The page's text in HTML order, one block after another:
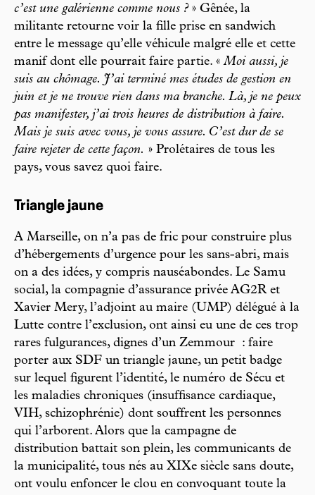
c’est une galérienne comme nous ?» Gênée, la
militante retourne voir la fille prise en sandwich
entre le message qu’elle véhicule malgré elle et cette
manif dont elle pourrait faire partie. «Moi aussi, je
suis au chômage. J’ai terminé mes études de gestion en
juin et je ne trouve rien dans ma branche. Là, je ne peux
pas manifester, j’ai trois heures de distribution à faire.
Mais je suis avec vous, je vous assure. C’est dur de se
faire rejeter de cette façon. » Prolétaires de tous les
pays, vous savez quoi faire.
Triangle jaune
A Marseille, on n’a pas de fric pour construire plus
d’hébergements d’urgence pour les sans-abri, mais
on a des idées, y compris nauséabondes. Le Samu
social, la compagnie d’assurance privée AG2R et
Xavier Mery, l’adjoint au maire (UMP) délégué à la
Lutte contre l’exclusion, ont ainsi eu une de ces trop
rares fulgurances, dignes d’un Zemmour : faire
porter aux SDF un triangle jaune, un petit badge
sur lequel figurent l’identité, le numéro de Sécu et
les maladies chroniques (insuffisance cardiaque,
VIH, schizophrénie) dont souffrent les personnes
qui l’arborent. Alors que la campagne de
distribution battait son plein, les communicants de
la municipalité, tous nés au XIXe siècle sans doute,
ont voulu enfoncer le clou en convoquant toute la